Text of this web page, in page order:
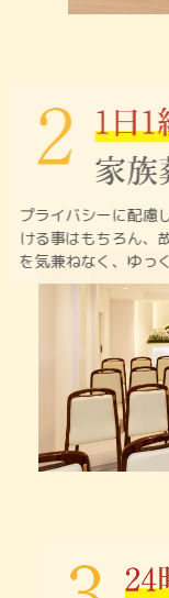
プライバシーに
ける事はもちろ
を気兼ねなく、